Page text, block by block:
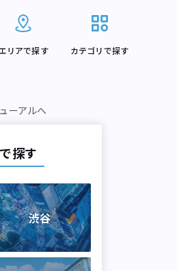
リアで探す カテゴリで探す
ーアルへ
探す
渋谷